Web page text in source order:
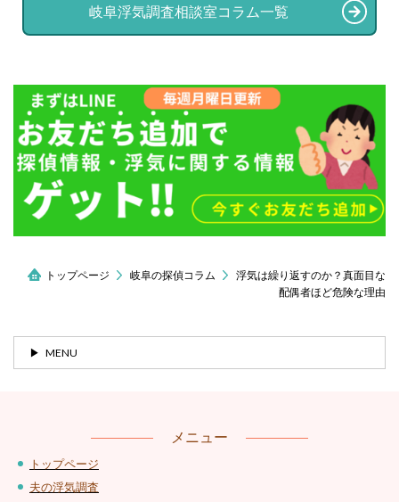
岐阜浮気調査相談室コラム一覧
トップページ 岐阜の探偵コラム
浮気は繰り返すのか？真面目な
配偶者ほど危険な理由
MENU
メニュー
トップページ
夫の浮気調査